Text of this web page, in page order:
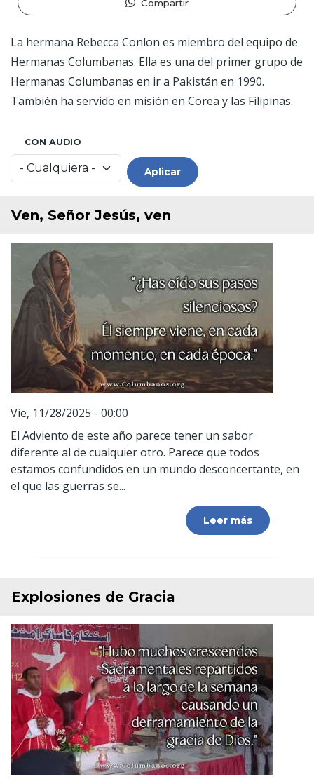
Compartir
La hermana Rebecca Conlon es miembro del equipo de
Hermanas Columbanas. Ella es una del primer grupo de
Hermanas Columbanas en ir a Pakistán en 1990.
También ha servido en misión en Corea y las Filipinas.
CON AUDIO
Ven, Señor Jesús, ven
Vie, 11/28/2025 - 00:00
El Adviento de este año parece tener un sabor
diferente al de cualquier otro. Parece que todos
estamos confundidos en un mundo desconcertante, en
el que las guerras se...
Leer más
Explosiones de Gracia